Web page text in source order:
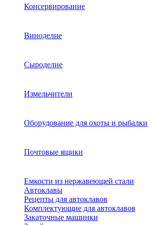
Консервирование
Виноделие
Сыроделие
Измельчители
Оборудование для охоты и рыбалки
Почтовые ящики
Емкости из нержавеющей стали
Автоклавы
Рецепты для автоклавов
Комплектующие для автоклавов
Закаточные машинки